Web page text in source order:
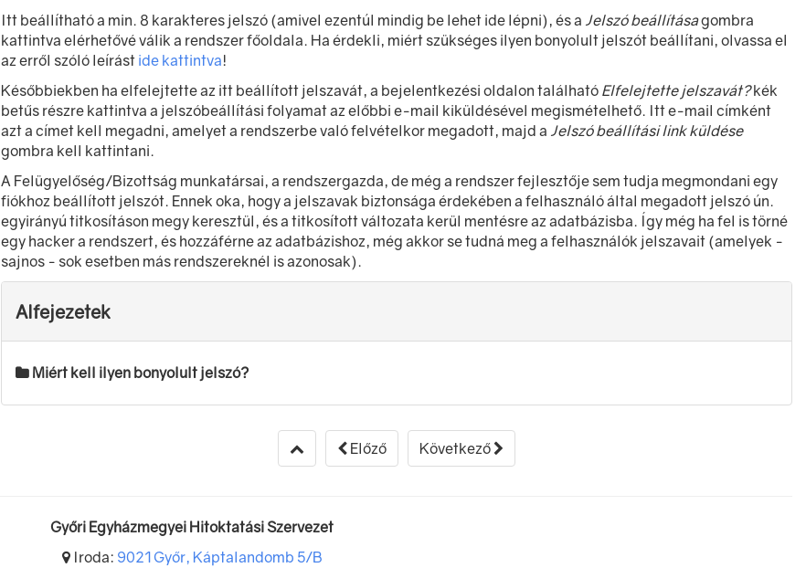
Itt beállítható a min. 8 karakteres jelszó (amivel ezentúl mindig be lehet ide lépni), és a Jelszó beállításagombra
kattintva elérhetővé válik a rendszer főoldala. Ha érdekli, miért szükséges ilyen bonyolult jelszót beállítani, olvassa el
az erről szóló leírást ide kattintva!
Későbbiekben ha elfelejtette az itt beállított jelszavát, a bejelentkezési oldalon található Elfelejtette jelszavát?kék
betűs részre kattintva a jelszóbeállítási folyamat az előbbi e-mail kiküldésével megismételhető. Itt e-mail címként
azt a címet kell megadni, amelyet a rendszerbe való felvételkor megadott, majd a Jelszó beállítási link küldése
gombra kell kattintani.
A Felügyelőség/Bizottság munkatársai, a rendszergazda, de még a rendszer fejlesztője sem tudja megmondani egy
fiókhoz beállított jelszót. Ennek oka, hogy a jelszavak biztonsága érdekében a felhasználó által megadott jelszó ún.
egyirányú titkosításon megy keresztül, és a titkosított változata kerül mentésre az adatbázisba. Így még ha fel is törné
egy hacker a rendszert, és hozzáférne az adatbázishoz, még akkor se tudná meg a felhasználók jelszavait (amelyek -
sajnos - sok esetben más rendszereknél is azonosak).
Alfejezetek
Miért kell ilyen bonyolult jelszó?
Előző Következő
Győri Egyházmegyei Hitoktatási Szervezet
Iroda: 9021 Győr, Káptalandomb 5/B